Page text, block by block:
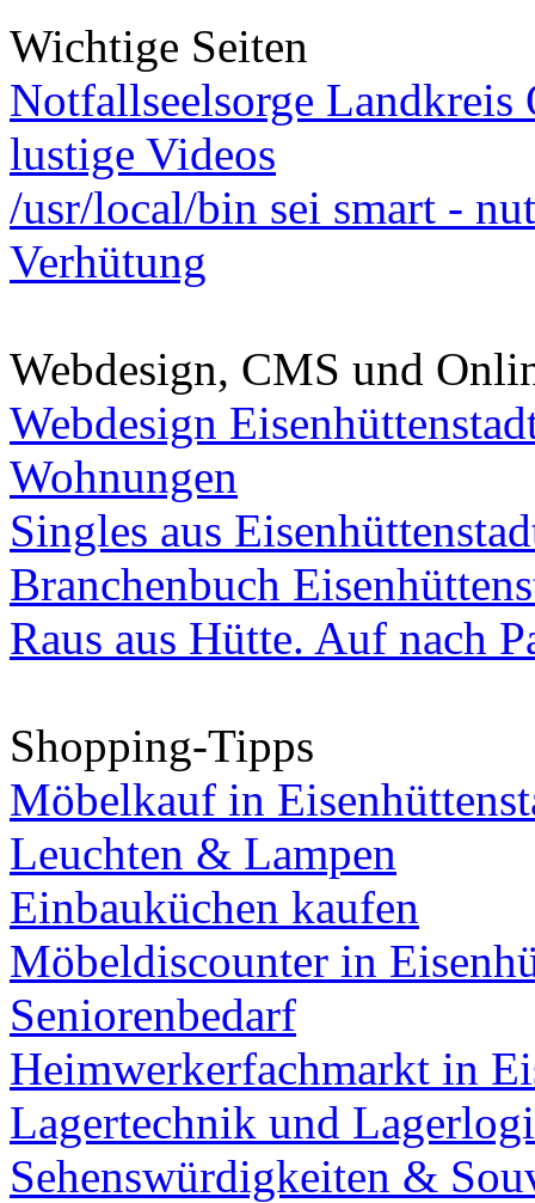
Wichtige Seiten
Notfallseelsorge Landkreis
lustige Videos
/usr/local/bin sei smart -
Verhütung
Webdesign, CMS und
Webdesign
Wohnungen
Singles aus
Branchenbuch
Raus aus Hütte. Auf nach
Shopping-Tipps
Möbelkauf in
Leuchten & Lampen
Einbauküchen kaufen
Möbeldiscounter in
Seniorenbedarf
Heimwerkerfachmarkt in
Lagertechnik und
Sehenswürdigkeiten &